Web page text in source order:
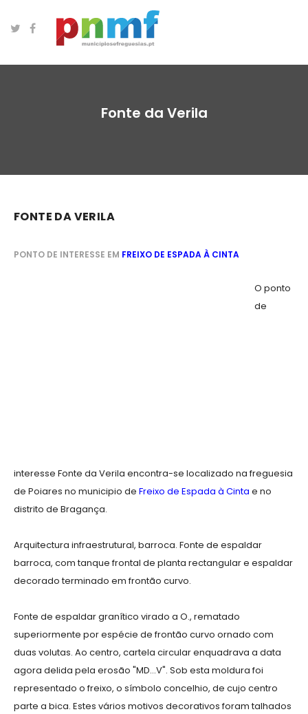
Fonte da Verila
FONTE DA VERILA
PONTO DE INTERESSE EM FREIXO DE ESPADA À CINTA
O ponto
de
interesse Fonte da Verila encontra-se localizado na freguesia
de Poiares no municipio de Freixo de Espada à Cinta e no
distrito de Bragança.
Arquitectura infraestrutural, barroca. Fonte de espaldar
barroca, com tanque frontal de planta rectangular e espaldar
decorado terminado em frontão curvo.
Fonte de espaldar granítico virado a O., rematado
superiormente por espécie de frontão curvo ornado com
duas volutas. Ao centro, cartela circular enquadrava a data
agora delida pela erosão "MD...V". Sob esta moldura foi
representado o freixo, o símbolo concelhio, de cujo centro
parte a bica. Estes vários motivos decorativos foram talhados